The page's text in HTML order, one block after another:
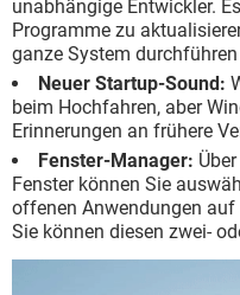
unabhängige Entwickler.
Programme zu
ganze System
Neuer Startup-Sound:
beim Hochfahren, aber
Erinnerungen an frühere
Fenster-Manager:
Fenster können Sie
offenen Anwendungen
Sie können diesen zwei-